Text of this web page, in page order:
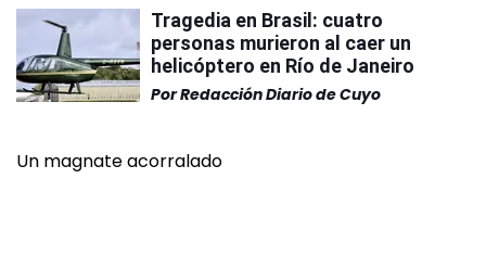
Tragedia en Brasil: cuatro
personas murieron al caer un
helicóptero en Río de Janeiro
PorRedacción Diario de Cuyo
Un magnate acorralado